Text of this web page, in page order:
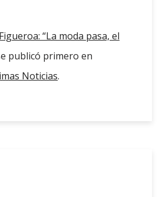
“La moda pasa, el
publicó primero en
Noticias.